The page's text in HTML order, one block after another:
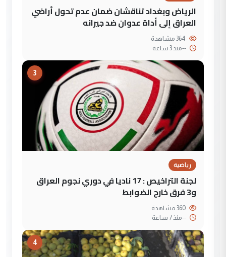
الرياض وبغداد تناقشان ضمان عدم تحول أراضي
العراق إلى أداة عدوان ضد جيرانه
--منذ 3 ساعة
3
رياضية
لجنة التراخيص : 17 ناديا في دوري نجوم العراق
و3 فرق خارج الضوابط
--منذ 7 ساعة
4